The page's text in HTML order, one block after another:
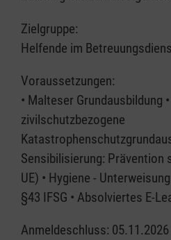
Zielgruppe:
Helfende im
Voraussetzungen:
• Malteser Grundausbildung
zivilschutzbezogene
Sensibilisierung: Prävention
UE) • Hygiene - Unterweisung und Belehrung nach
§43 IFSG • Absolviertes
Anmeldeschluss: 05.11.2026